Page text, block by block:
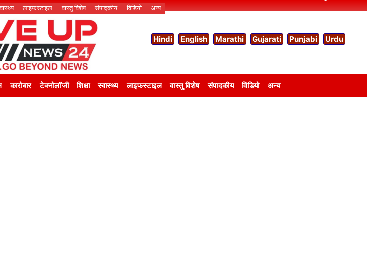
लाइफस्टाइल वास्तु विशेष संपादकीय विडियो अन्य
Hindi English Marathi Gujarati Punjabi Urdu
कारोबार टेक्नोलॉजी शिक्षा स्वास्थ्य लाइफस्टाइल वास्तु विशेष संपादकीय विडियो अन्य